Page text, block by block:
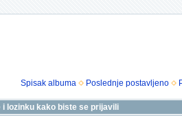
Spisak albuma Poslednje postavljeno
lozinku kako biste se prijavili